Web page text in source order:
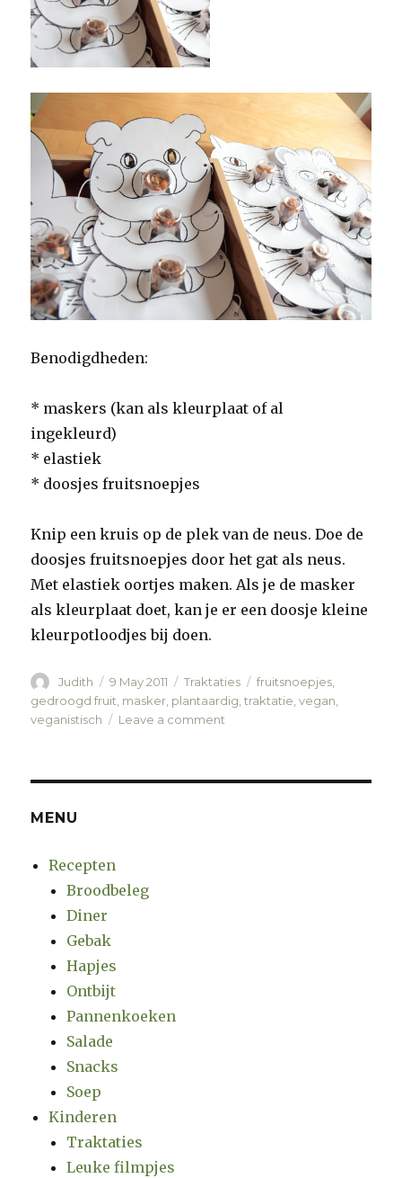
Benodigdheden:
* maskers (kan als kleurplaat of al
ingekleurd)
* elastiek
* doosjes fruitsnoepjes
Knip een kruis op de plek van de neus. Doe de
doosjes fruitsnoepjes door het gat als neus.
Met elastiek oortjes maken. Als je de masker
als kleurplaat doet, kan je er een doosje kleine
kleurpotloodjes bij doen.
Author
Judith
Posted
on
9 May 2011 Categories
Traktaties Tags
fruitsnoepjes,
gedroogd fruit, masker, plantaardig,traktatie,vegan,
veganistisch
Leave a comment
rozijnenneus
MENU
Recepten
Broodbeleg
Diner
Gebak
Hapjes
Ontbijt
Pannenkoeken
Salade
Snacks
Soep
Kinderen
Traktaties
Leuke filmpjes